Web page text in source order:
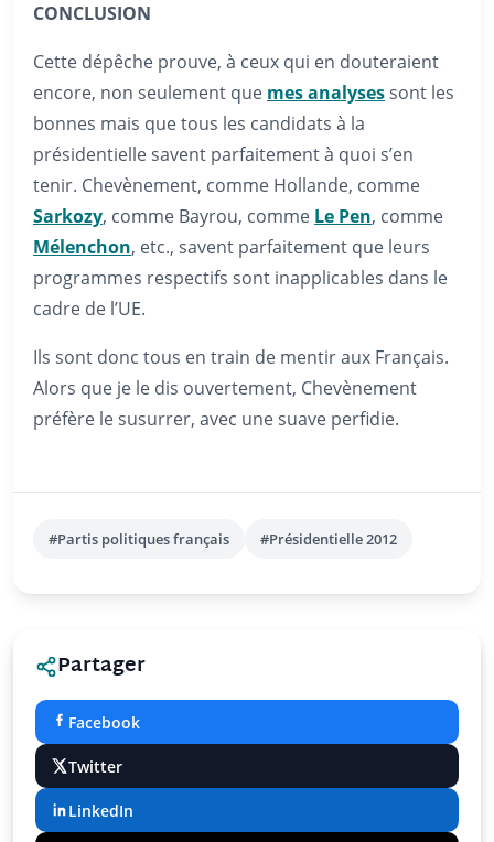
CONCLUSION
Cette dépêche prouve, à ceux qui en douteraient
encore, non seulement que mes analysessont les
bonnes mais que tous les candidats à la
présidentielle savent parfaitement à quoi s’en
tenir. Chevènement, comme Hollande, comme
Sarkozy, comme Bayrou, comme Le Pen, comme
Mélenchon, etc., savent parfaitement que leurs
programmes respectifs sont inapplicables dans le
cadre de l’UE.
Ils sont donc tous en train de mentir aux Français.
Alors que je le dis ouvertement, Chevènement
préfère le susurrer, avec une suave perfidie.
#Partis politiques français #Présidentielle 2012
Partager
Facebook
Twitter
LinkedIn